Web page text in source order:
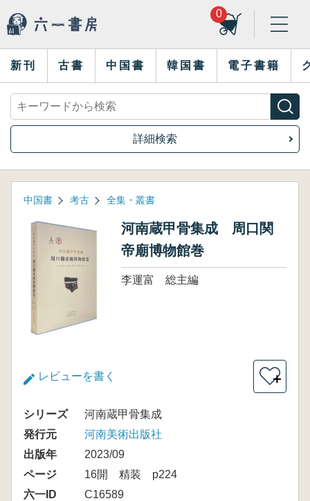
0
新刊 古書 中国書 韓国書 電子書籍
詳細検索
中国書 考古 全集・叢書
河南蔵甲骨集成 周口関
帝廟博物館巻
李運富 総主編
レビューを書く ＋
シリーズ
河南蔵甲骨集成
発行元
河南美術出版社
出版年
2023/09
ページ
16開 精装 p224
六一ID
C16589